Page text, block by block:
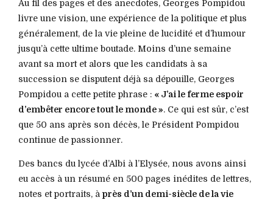
Au fil des pages et des anecdotes, Georges Pompidou
livre une vision, une expérience de la politique et plus
généralement, de la vie pleine de lucidité et d’humour
jusqu’à cette ultime boutade. Moins d’une semaine
avant sa mort et alors que les candidats à sa
succession se disputent déjà sa dépouille, Georges
Pompidou a cette petite phrase : « J’ai le ferme espoir
d’embêter encore tout le monde ». Ce qui est sûr, c’est
que 50 ans après son décès, le Président Pompidou
continue de passionner.
Des bancs du lycée d’Albi à l’Elysée, nous avons ainsi
eu accès à un résumé en 500 pages inédites de lettres,
notes et portraits, à près d’un demi-siècle de la vie